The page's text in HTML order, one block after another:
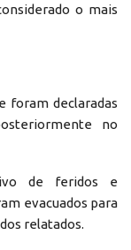
o mais
foram declaradas
no
de feridos e
evacuados para
relatados.